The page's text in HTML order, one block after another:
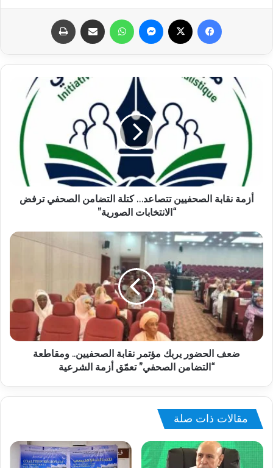
فيسبوك ماسنجر واتساب مشاركة عبر البريد
أزمة نقابة الصحفيين تتصاعد… كتلة التضامن الصحفي ترفض
“الانتخابات الصورية”
ضعف الحضور يربك مؤتمر نقابة الصحفيين.. ومقاطعة
“التضامن الصحفي” تعمّق أزمة الشرعية
مقالات ذات صلة